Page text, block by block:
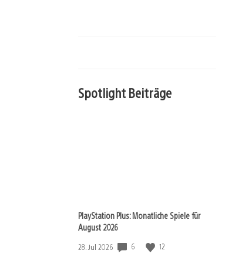
Spotlight Beiträge
PlayStation Plus: Monatliche Spiele für
August 2026
Veröffentlichungsdatum:
28. Jul 2026 6 12